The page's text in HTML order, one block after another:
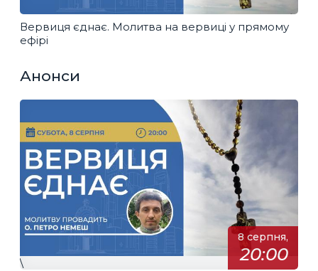
Вервиця єднає. Молитва на вервиці у прямому
ефірі
Анонси
8 серпня,
20:00
\